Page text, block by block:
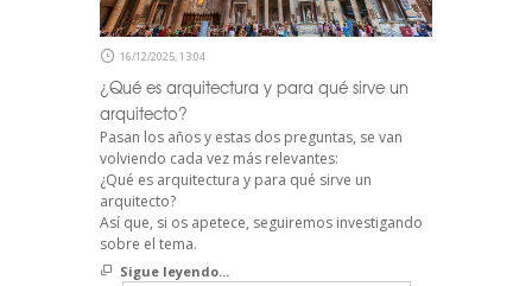
16/12/2025, 13:04
¿Qué es arquitectura y para qué sirve un
arquitecto?
Pasan los años y estas dos preguntas, se van
volviendo cada vez más relevantes:
¿Qué es arquitectura y para qué sirve un
arquitecto?
Así que, si os apetece, seguiremos investigando
sobre el tema.
Sigue leyendo...